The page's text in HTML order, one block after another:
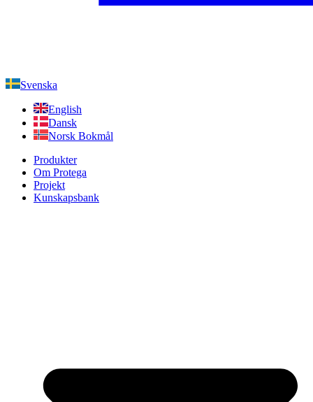
Svenska
English
Dansk
Norsk Bokmål
Produkter
Om Protega
Projekt
Kunskapsbank